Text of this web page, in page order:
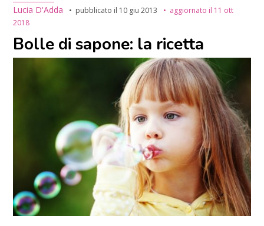
Lucia D'Adda
pubblicato il 10 giu 2013 aggiornato il 11 ott
2018
Bolle di sapone: la ricetta